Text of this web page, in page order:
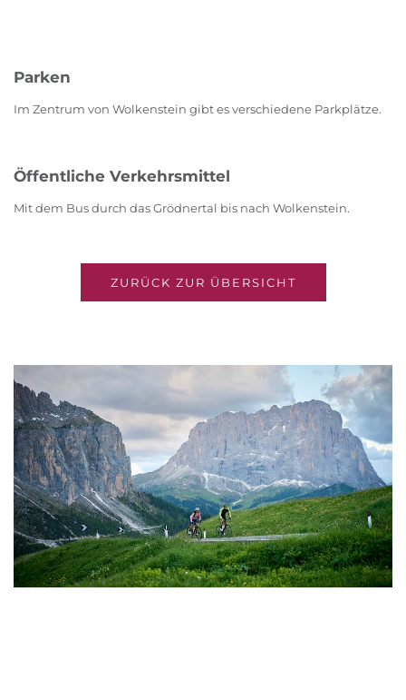
Parken
Im Zentrum von Wolkenstein gibt es verschiedene Parkplätze.
Öffentliche Verkehrsmittel
Mit dem Bus durch das Grödnertal bis nach Wolkenstein.
ZURÜCK ZUR ÜBERSICHT